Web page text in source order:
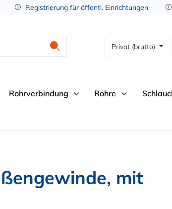
Registrierung für öffentl. Einrichtungen
Privat (brutto)
Rohrverbindung Rohre
mit